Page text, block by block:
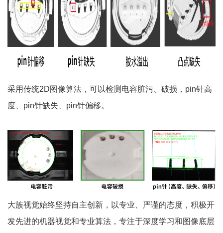
采用传统2D图像算法，可以检测电容脏污、破损，pin针高
度、pin针缺失、pin针偏移。
大族视觉始终坚持自主创新，以专业、严谨的态度，积极开
发先进的机器视觉和专业算法，专注于深度学习和图像底层